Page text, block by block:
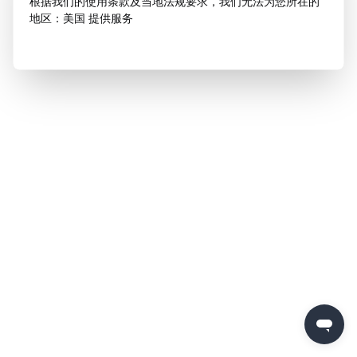
地区：美国 提供服务